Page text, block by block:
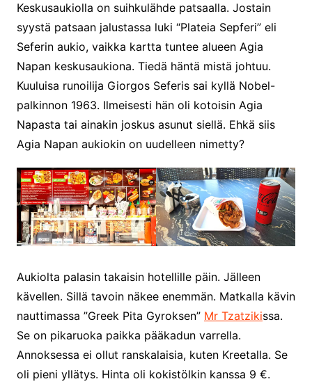
Keskusaukiolla on suihkulähde patsaalla. Jostain
syystä patsaan jalustassa luki “Plateia Sepferi” eli
Seferin aukio, vaikka kartta tuntee alueen Agia
Napan keskusaukiona. Tiedä häntä mistä johtuu.
Kuuluisa runoilija Giorgos Seferis sai kyllä Nobel-
palkinnon 1963. Ilmeisesti hän oli kotoisin Agia
Napasta tai ainakin joskus asunut siellä. Ehkä siis
Agia Napan aukiokin on uudelleen nimetty?
Aukiolta palasin takaisin hotellille päin. Jälleen
kävellen. Sillä tavoin näkee enemmän. Matkalla kävin
nauttimassa ”Greek Pita Gyroksen” Mr Tzatzikissa.
Se on pikaruoka paikka pääkadun varrella.
Annoksessa ei ollut ranskalaisia, kuten Kreetalla. Se
oli pieni yllätys. Hinta oli kokistölkin kanssa 9 €.